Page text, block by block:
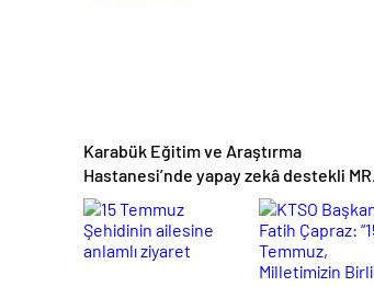
Karabük Eğitim ve Araştırma
Hastanesi’nde yapay zekâ destekli MR
cihazı hizmete alındı